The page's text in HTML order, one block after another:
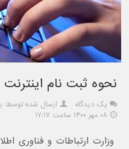
نحوه ثبت نام
یک دیدگاه
ارسال شده توسط:
۰۸ مهر ۱۴۰۰ ساعت ۱۷:۱۷
وزارت ارتباطات و فناوری